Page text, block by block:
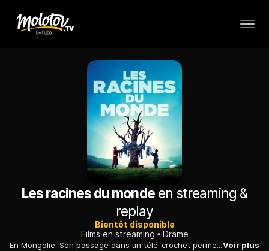
Les racines du mondeen streaming &
replay
Bientôt disponible
Films en streaming
Drame
En Mongolie. Son passage dans un télé-crochet permet à un jeune garçon d'attirer l'attention sur le mode de vie des nomades, menacé par l'exploitation minière.Voir plus